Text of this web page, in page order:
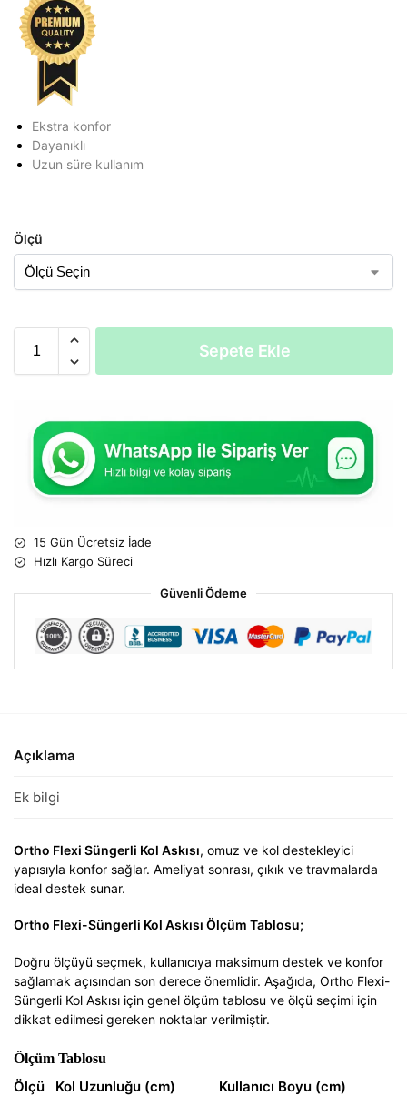
Ekstra konfor
Dayanıklı
Uzun süre kullanım
Ölçü
Sepete Ekle
15 Gün Ücretsiz İade
Hızlı Kargo Süreci
Güvenli Ödeme
Açıklama
Ek bilgi
Ortho Flexi Süngerli Kol Askısı, omuz ve kol destekleyici
yapısıyla konfor sağlar. Ameliyat sonrası, çıkık ve travmalarda
ideal destek sunar.
Ortho Flexi-Süngerli Kol Askısı Ölçüm Tablosu;
Doğru ölçüyü seçmek, kullanıcıya maksimum destek ve konfor
sağlamak açısından son derece önemlidir. Aşağıda, Ortho Flexi-
Süngerli Kol Askısı için genel ölçüm tablosu ve ölçü seçimi için
dikkat edilmesi gereken noktalar verilmiştir.
Ölçüm Tablosu
Ölçü
Kol Uzunluğu (cm)
Kullanıcı Boyu (cm)